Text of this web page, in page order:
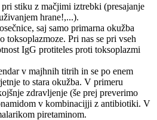
stiku z mačjimi iztrebki (presajanje
hrane!,...).
saj samo primarna okužba
Pri nas se pri vseh
IgG protiteles proti toksoplazmi
v majhnih titrih in se po enem
to stara okužba. V primeru
zdravljenje (še prej preverimo
v kombinacijji z antibiotiki. V
piretaminom.